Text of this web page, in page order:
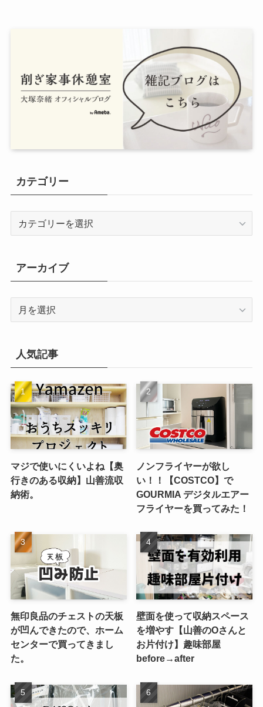
カテゴリー
リ
ー
アーカイブ
ブ
人気記事
マジで使いにくいよね【奥
行きのある収納】山善流収
納術。
ノンフライヤーが欲し
い！！【COSTCO】で
GOURMIA デジタルエアー
フライヤーを買ってみた！
無印良品のチェストの天板
が凹んできたので、ホーム
センターで買ってきまし
た。
壁面を使って収納スペース
を増やす【山善のOさんと
お片付け】趣味部屋
before→after